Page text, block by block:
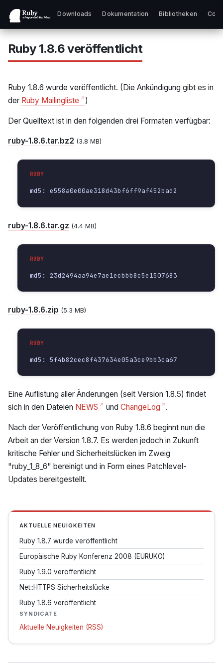
Downloads Dokumentation Bibliotheken
Ruby 1.8.6 veröffentlicht
Ruby 1.8.6 wurde veröffentlicht. (Die Ankündigung gibt es in
der Ruby Mailingliste )
Der Quelltext ist in den folgenden drei Formaten verfügbar:
ruby-1.8.6.tar.bz2 (3.8 MB)
ruby-1.8.6.tar.gz (4.4 MB)
ruby-1.8.6.zip (5.3 MB)
Eine Auflistung aller Änderungen (seit Version 1.8.5) findet
sich in den Dateien NEWS und ChangeLog .
Nach der Veröffentlichung von Ruby 1.8.6 beginnt nun die
Arbeit an der Version 1.8.7. Es werden jedoch in Zukunft
kritische Fehler und Sicherheitslücken im Zweig
"ruby_1_8_6" bereinigt und in Form eines Patchlevel-
Updates bereitgestellt.
AKTUELLE NEUIGKEITEN
Ruby 1.8.7 wurde veröffentlicht
Europäische Ruby Konferenz 2008 (EURUKO)
Ruby 1.9.0 veröffentlicht
Net::HTTPS Sicherheitslücke
Ruby 1.8.6 veröffentlicht
SYNDICATE
Aktuelle Neuigkeiten (RSS)